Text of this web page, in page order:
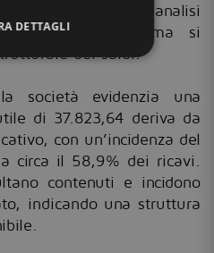
Tuttavia l’analisi
aritmetica, ma si
dei saldi.
la società evidenzia una
di 37.823,64 deriva da
con un’incidenza del
circa il 58,9% dei ricavi.
contenuti e incidono
indicando una struttura
DETTAGLI